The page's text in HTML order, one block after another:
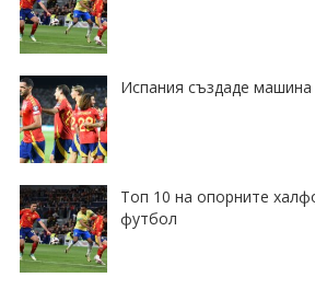
Испания създаде машина
Топ 10 на опорните
футбол